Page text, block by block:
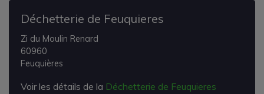
Déchetterie de Feuquieres
Zi du Moulin Renard
60960
Feuquières
Voir les détails de la Déchetterie de Feuquieres